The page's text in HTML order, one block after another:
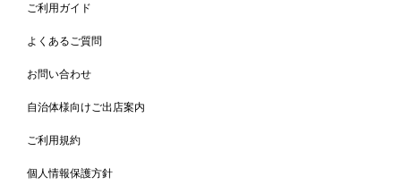
ご利用ガイド
よくあるご質問
お問い合わせ
自治体様向けご出店案内
ご利用規約
個人情報保護方針